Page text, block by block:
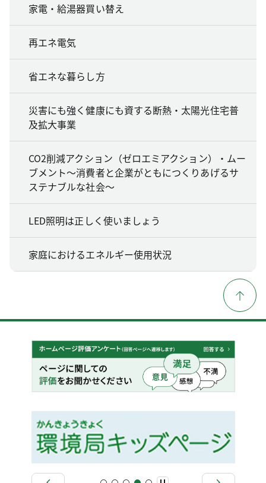
家電・給湯器買い替え
再エネ電気
省エネな暮らし方
災害にも強く健康にも資する断熱・太陽光住宅普
及拡大事業
CO2削減アクション（ゼロエミアクション）・ムー
ブメント～消費者と企業がともにつくりあげるサ
ステナブルな社会～
LED照明は正しく使いましょう
家庭におけるエネルギー使用状況